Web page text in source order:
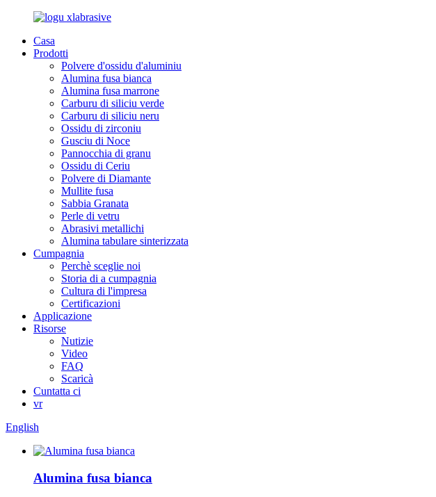
Casa
Prodotti
Polvere d'ossidu d'aluminiu
Alumina fusa bianca
Alumina fusa marrone
Carburu di siliciu verde
Carburu di siliciu neru
Ossidu di zirconiu
Gusciu di Noce
Pannocchia di granu
Ossidu di Ceriu
Polvere di Diamante
Mullite fusa
Sabbia Granata
Perle di vetru
Abrasivi metallichi
Alumina tabulare sinterizzata
Cumpagnia
Perchè sceglie noi
Storia di a cumpagnia
Cultura di l'impresa
Certificazioni
Applicazione
Risorse
Nutizie
Video
FAQ
Scaricà
Cuntatta ci
vr
English
Alumina fusa bianca